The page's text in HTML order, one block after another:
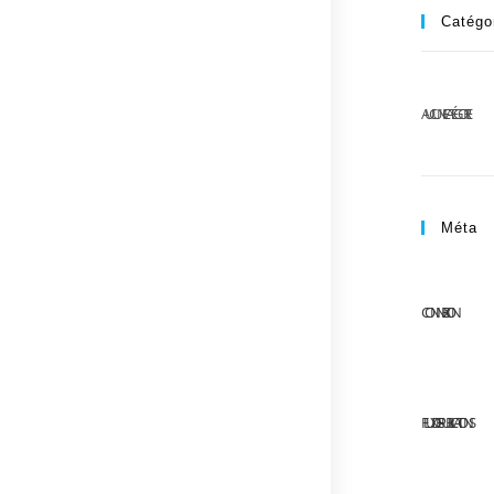
AUCUNE CATÉGORIE
Méta
CONNEXION
FLUX DES PUBLICATIONS